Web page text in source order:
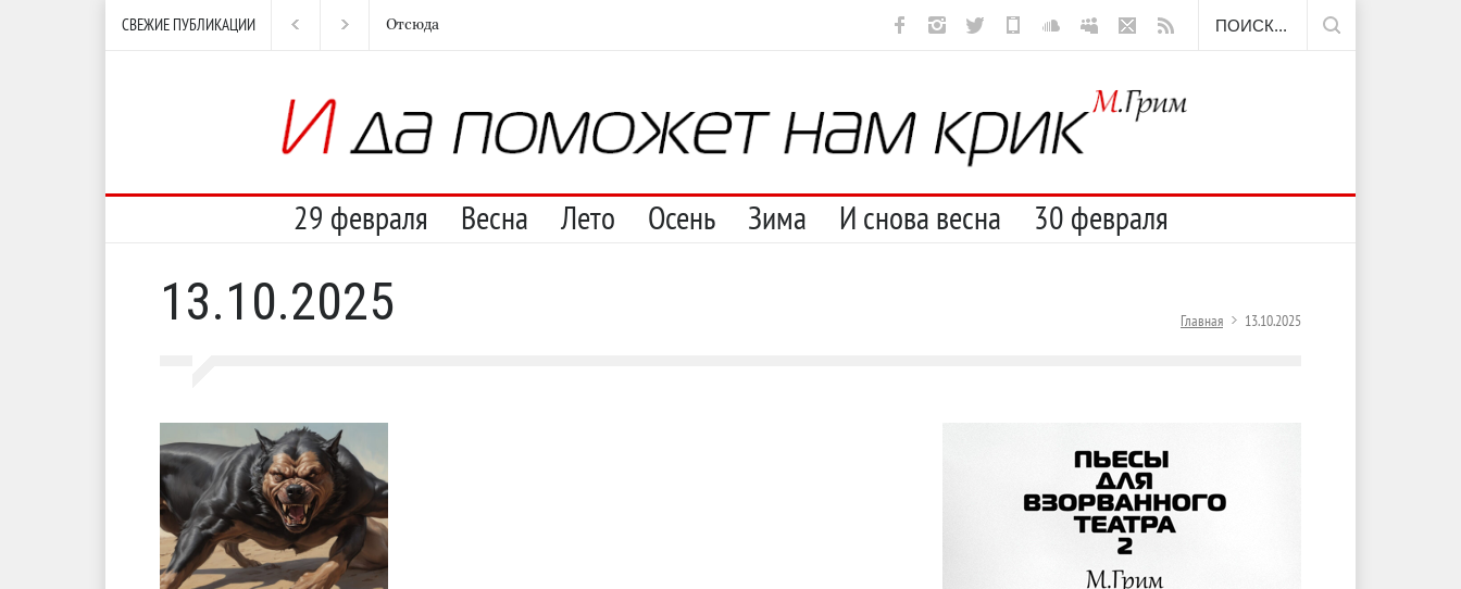
СВЕЖИЕ ПУБЛИКАЦИИ Отсюда Марципан (из Агнии Барто) А ещё борода
29 февраля Весна Лето Осень Зима И снова весна 30 февраля
13.10.2025 Главная 13.10.2025